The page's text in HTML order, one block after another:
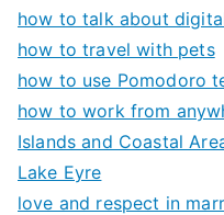
how to talk about
how to travel with pets
how to use Pomodoro
how to work from
Islands and Coastal
Lake Eyre
love and respect in